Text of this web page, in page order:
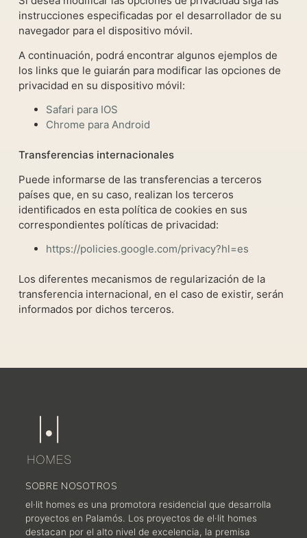
instrucciones especificadas por el desarrollador de su
navegador para el dispositivo móvil.
A continuación, podrá encontrar algunos ejemplos de
los links que le guiarán para modificar las opciones de
privacidad en su dispositivo móvil:
Safari para IOS
Chrome para Android
Transferencias internacionales
Puede informarse de las transferencias a terceros
países que, en su caso, realizan los terceros
identificados en esta política de cookies en sus
correspondientes políticas de privacidad:
https://policies.google.com/privacy?hl=es
Los diferentes mecanismos de regularización de la
transferencia internacional, en el caso de existir, serán
informados por dichos terceros.
SOBRE NOSOTROS
el·lit homes es una promotora residencial que desarrolla
proyectos en Palamós. Los proyectos de el·lit homes
destacan por el alto nivel de excelencia, la premisa